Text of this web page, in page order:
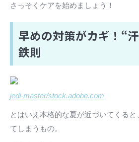
さっそくケアを始めましょう！
早めの対策がカギ！“
鉄則
jedi-master/stock.adobe.com
とはいえ本格的な夏が近づいてくる
てしまうもの。